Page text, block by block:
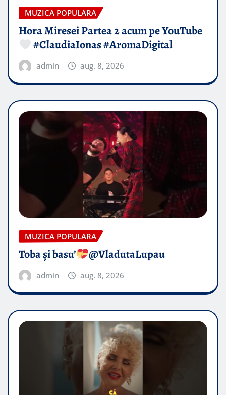
MUZICA POPULARA
Hora Miresei Partea 2 acum pe YouTube
#ClaudiaIonas #AromaDigital
admin aug. 8, 2026
MUZICA POPULARA
Toba și basu’ @VladutaLupau
admin aug. 8, 2026